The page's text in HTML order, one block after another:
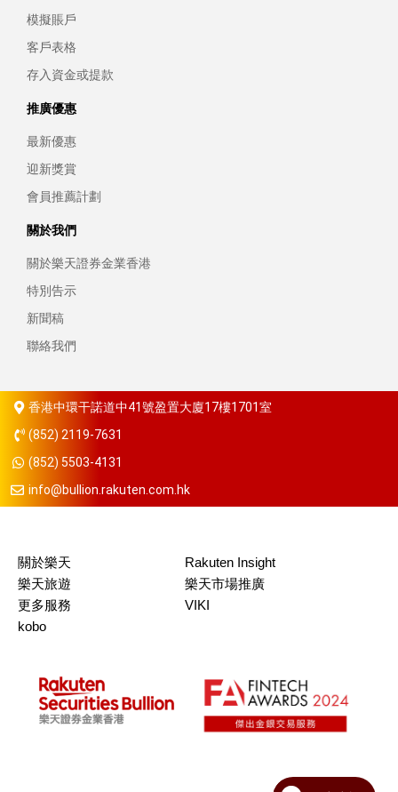
模擬賬戶
客戶表格
存入資金或提款
推廣優惠
最新優惠
迎新獎賞
會員推薦計劃
關於我們
關於樂天證券金業香港
特別告示
新聞稿
聯絡我們
香港中環干諾道中41號盈置大廈17樓1701室
(852) 2119-7631
(852) 5503-4131
info@bullion.rakuten.com.hk
關於樂天
Rakuten Insight
樂天旅遊
樂天市場推廣
更多服務
VIKI
kobo